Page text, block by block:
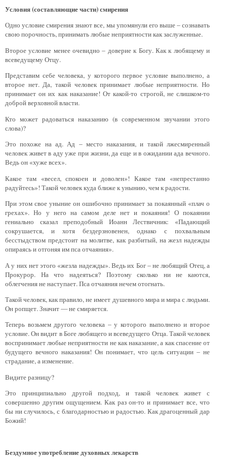
Условия (составляющие части) смирения
Одно условие смирения знают все, мы упомянули его выше – сознавать
свою порочность, принимать любые неприятности как заслуженные.
Второе условие менее очевидно – доверие к Богу. Как к любящему и
всеведущему Отцу.
Представим себе человека, у которого первое условие выполнено, а
второе нет. Да, такой человек принимает любые неприятности. Но
принимает он их как наказание! От какой-то строгой, не слишком-то
доброй верховной власти.
Кто может радоваться наказанию (в современном звучании этого
слова)?
Это похоже на ад. Ад – место наказания, и такой лжесмиренный
человек живет в аду уже при жизни, да еще и в ожидании ада вечного.
Ведь он «хуже всех».
Какое там «весел, спокоен и доволен»! Какое там «непрестанно
радуйтесь»! Такой человек куда ближе к унынию, чем к радости.
При этом свое уныние он ошибочно принимает за покаянный «плач о
грехах». Но у него на самом деле нет и покаяния! О покаянии
гениально сказал преподобный Иоанн Лествичник: «Падающий
сокрушается, и хотя бездерзновенен, однако с похвальным
бесстыдством предстоит на молитве, как разбитый, на жезл надежды
опираясь и отгоняя им пса отчаяния».
А у них нет этого «жезла надежды». Ведь их Бог – не любящий Отец, а
Прокурор. На что надеяться? Поэтому сколько ни не каются,
облегчения не наступает. Пса отчаяния нечем отогнать.
Такой человек, как правило, не имеет душевного мира и мира с людьми.
Он ропщет. Значит — не смиряется.
Теперь возьмем другого человека – у которого выполнено и второе
условие. Он видит в Боге любящего и всеведущего Отца. Такой человек
воспринимает любые неприятности не как наказание, а как спасение от
будущего вечного наказания! Он понимает, что цель ситуации – не
страдание, а изменение.
Видите разницу?
Это принципиально другой подход, и такой человек живет с
совершенно другим ощущением. Как раз он-то и принимает все, что
бы ни случилось, с благодарностью и радостью. Как драгоценный дар
Божий!
Бездумное употребление духовных лекарств